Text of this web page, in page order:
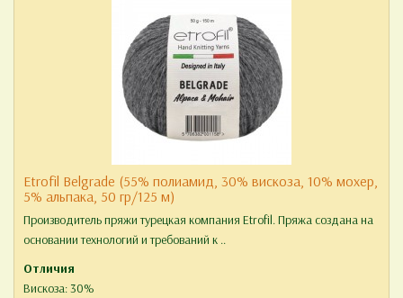
Etrofil Belgrade (55% полиамид, 30% вискоза, 10% мохер,
5% альпака, 50 гр/125 м)
Производитель пряжи турецкая компания Etrofil. Пряжа создана на
основании технологий и требований к ..
Отличия
Вискоза: 30%